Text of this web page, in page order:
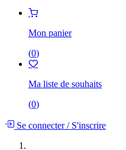
Mon panier
(0)
Ma liste de souhaits
(0)
Se connecter/S'inscrire